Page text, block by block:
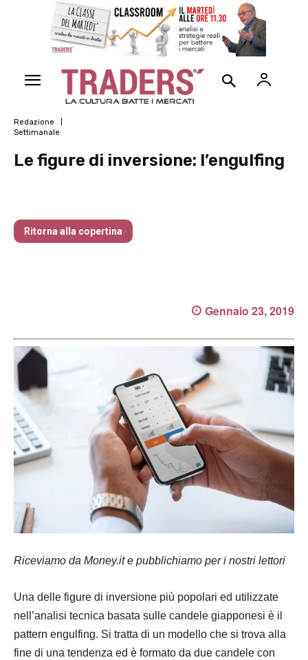
Redazione
Settimanale
Le figure di inversione: l’engulfing
Ritorna alla copertina
Gennaio 23, 2019
Riceviamo da Money.it e pubblichiamo per i nostri lettori
Una delle figure di inversione più popolari ed utilizzate
nell’analisi tecnica basata sulle candele giapponesi è il
pattern engulfing. Si tratta di un modello che si trova alla
fine di una tendenza ed è formato da due candele con